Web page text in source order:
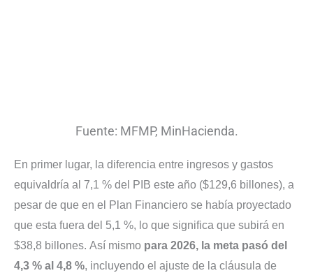
Fuente: MFMP, MinHacienda.
En primer lugar, la diferencia entre ingresos y gastos
equivaldría al 7,1 % del PIB este año ($129,6 billones), a
pesar de que en el Plan Financiero se había proyectado
que esta fuera del 5,1 %, lo que significa que subirá en
$38,8 billones. Así mismo para 2026, la meta pasó del
4,3 % al 4,8 %, incluyendo el ajuste de la cláusula de